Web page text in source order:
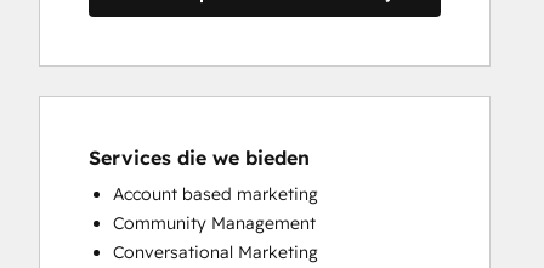
Services die we bieden
Account based marketing
Community Management
Conversational Marketing